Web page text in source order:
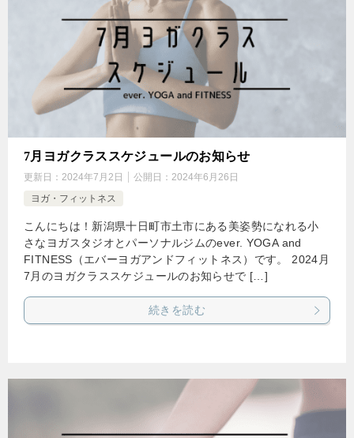
7月ヨガクラススケジュールのお知らせ
更新日： 2024年7月2日 公開日： 2024年6月26日
ヨガ・フィットネス
こんにちは！新潟県十日町市土市にある美姿勢になれる小
さなヨガスタジオとパーソナルジムのever. YOGA and
FITNESS（エバーヨガアンドフィットネス）です。 2024月
7月のヨガクラススケジュールのお知らせで […]
続きを読む